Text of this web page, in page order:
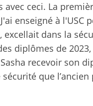
ceci. La
enseigné à
dans la
diplômes de
recevoir son
que